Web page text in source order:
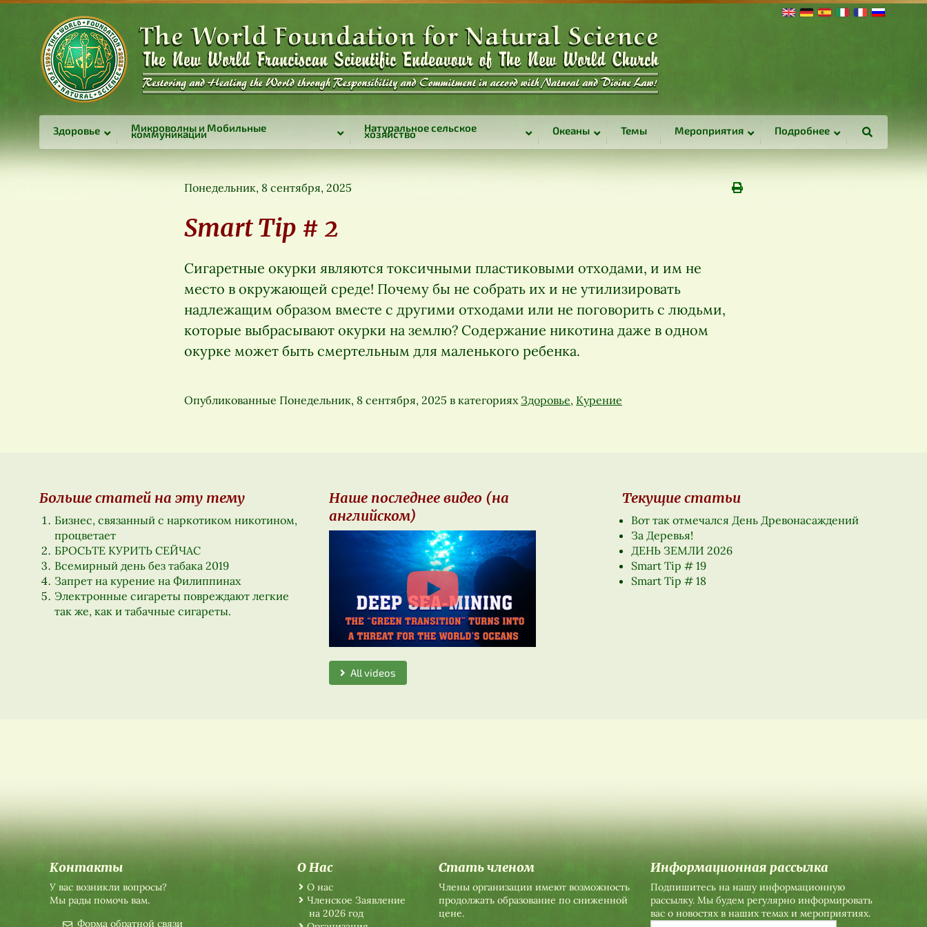
Здоровье Микроволны и Мобильные
коммуникации Натуральное сельское
хозяйство Океаны Темы Мероприятия Подробнее
Понедельник, 8 сентября, 2025
Smart Tip # 2
Сигаретные окурки являются токсичными пластиковыми отходами, и им не
место в окружающей среде! Почему бы не собрать их и не утилизировать
надлежащим образом вместе с другими отходами или не поговорить с людьми,
которые выбрасывают окурки на землю? Содержание никотина даже в одном
окурке может быть смертельным для маленького ребенка.
Опубликованные Понедельник, 8 сентября, 2025 в категориях Здоровье, Курение
Больше статей на эту тему
Бизнес, связанный с наркотиком никотином,
процветает
БРОСЬТЕ КУРИТЬ СЕЙЧАС
Всемирный день без табака 2019
Запрет на курение на Филиппинах
Электронные сигареты повреждают легкие
так же, как и табачные сигареты.
Наше последнее видео (на
английском)
All videos
Текущие статьи
Вот так отмечался День Древонасаждений
За Деревья!
ДЕНЬ ЗЕМЛИ 2026
Smart Tip # 19
Smart Tip # 18
Контакты
У вас возникли вопросы?
Мы рады помочь вам.
Форма обратной связи
О Нас
О нас
Членское Заявление
на 2026 год
Стать членом
Члены организации имеют возможность
продолжать образование по сниженной
цене.
Информационная рассылка
Подпишитесь на нашу информационную
рассылку. Мы будем регулярно информировать
вас о новостях в наших темах и мероприятиях.